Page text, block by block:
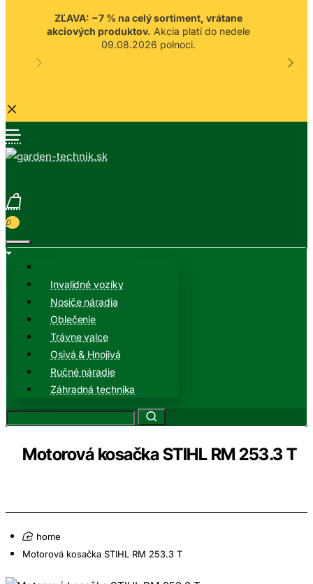
ZĽAVA: −7 % na celý sortiment, vrátane
akciových produktov. Akcia platí do nedele
09.08.2026 polnoci.
0
Invalidné vozíky
Nosiče náradia
Oblečenie
Trávne valce
Osivá & Hnojivá
Ručné náradie
Záhradná technika
Motorová kosačka STIHL RM 253.3 T
home
Motorová kosačka STIHL RM 253.3 T